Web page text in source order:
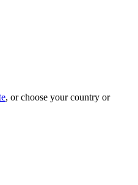
, or choose your country or